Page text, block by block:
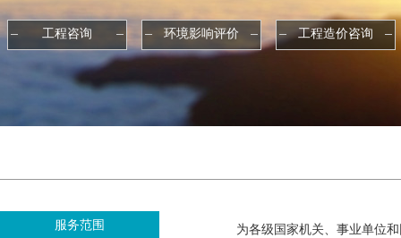
工程咨询 环境影响评价 工程造价咨询
服务范围 为各级国家机关、事业单位和